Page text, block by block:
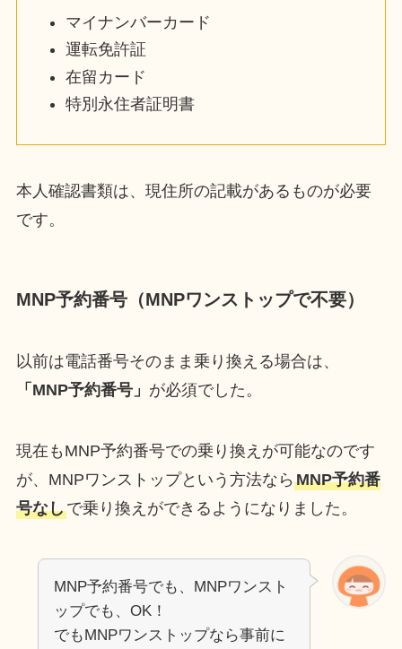
マイナンバーカード
運転免許証
在留カード
特別永住者証明書
本人確認書類は、現住所の記載があるものが必要
です。
MNP予約番号（MNPワンストップで不要）
以前は電話番号そのまま乗り換える場合は、
「MNP予約番号」 が必須でした。
現在もMNP予約番号での乗り換えが可能なのです
が、MNPワンストップという方法なら MNP予約番
号なしで乗り換えができるようになりました。
MNP予約番号でも、MNPワンスト
ップでも、OK！
でもMNPワンストップなら事前に